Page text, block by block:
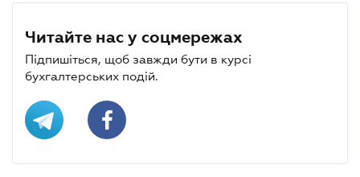
Читайте нас у соцмережах
Підпишіться, щоб завжди бути в курсі
бухгалтерських подій.